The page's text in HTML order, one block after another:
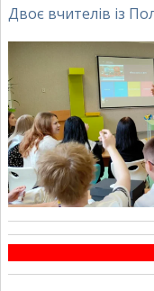
Двоє вчителів із